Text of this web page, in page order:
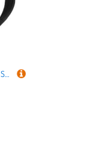
Modischer, reflektierender Brust- und Schultergürtel für Haustiere, Hunde, Katzen, sicher und sichtbar, verbessert Ihre nächtlichen Läufe